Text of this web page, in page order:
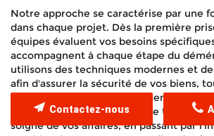
Notre approche se caractérise par une
dans chaque projet. Dès la première
équipes évaluent vos besoins
accompagnent à chaque étape du
utilisons des techniques modernes et
afin d'assurer la sécurité de vos biens,
garantissant un déménagement
services s'étendent du simple transport
soigné de vos affaires, en passant par
Contactez-nous